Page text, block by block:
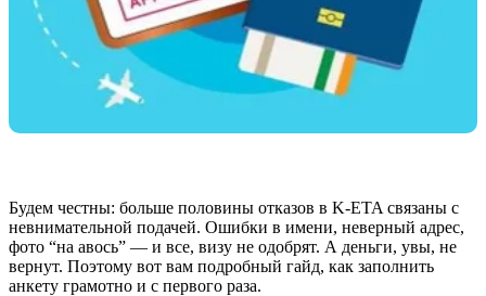
Будем честны: больше половины отказов в K-ETA связаны с
невнимательной подачей. Ошибки в имени, неверный адрес,
фото “на авось” — и все, визу не одобрят. А деньги, увы, не
вернут. Поэтому вот вам подробный гайд, как заполнить
анкету грамотно и с первого раза.